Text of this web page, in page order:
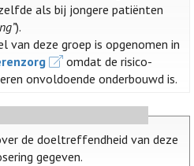
als bij jongere patiënten
).
van deze groep is opgenomen in
omdat de risico-
onvoldoende onderbouwd is.
de doeltreffendheid van deze
gegeven.